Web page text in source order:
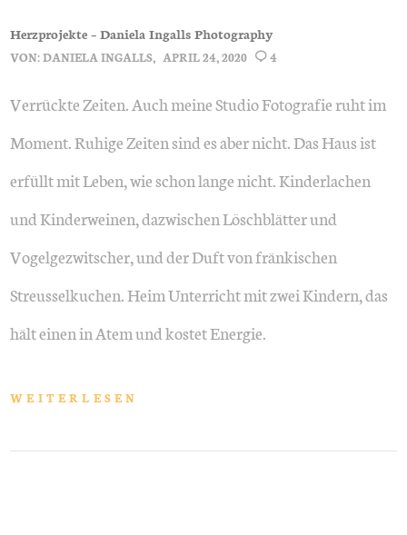
Herzprojekte – Daniela Ingalls Photography
VON:DANIELA INGALLS APRIL 24, 2020 4
Verrückte Zeiten. Auch meine Studio Fotografie ruht im
Moment. Ruhige Zeiten sind es aber nicht. Das Haus ist
erfüllt mit Leben, wie schon lange nicht. Kinderlachen
und Kinderweinen, dazwischen Löschblätter und
Vogelgezwitscher, und der Duft von fränkischen
Streusselkuchen. Heim Unterricht mit zwei Kindern, das
hält einen in Atem und kostet Energie.
WEITERLESEN